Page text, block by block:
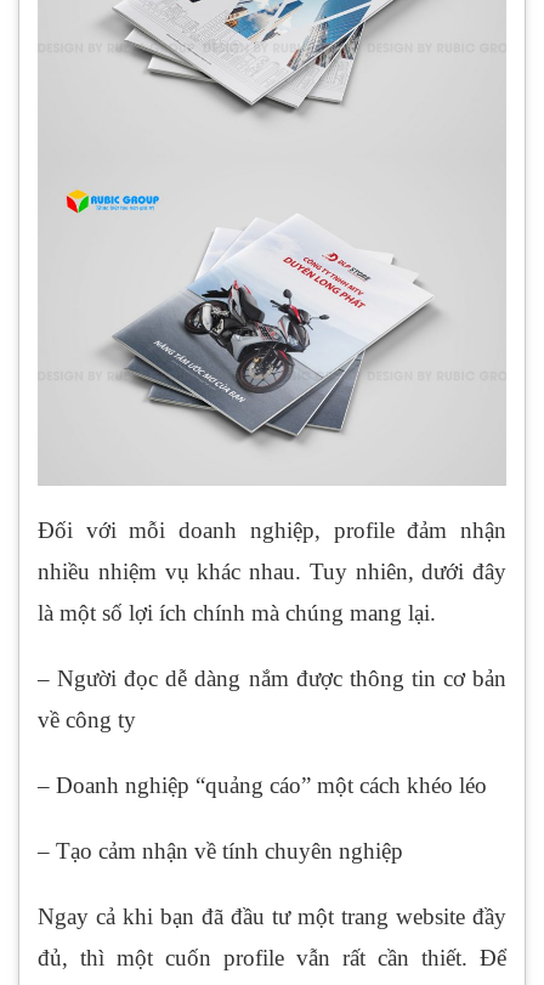
Đối với mỗi doanh nghiệp, profile đảm nhận
nhiều nhiệm vụ khác nhau. Tuy nhiên, dưới đây
là một số lợi ích chính mà chúng mang lại.
– Người đọc dễ dàng nắm được thông tin cơ bản
về công ty
– Doanh nghiệp “quảng cáo” một cách khéo léo
– Tạo cảm nhận về tính chuyên nghiệp
Ngay cả khi bạn đã đầu tư một trang website đầy
đủ, thì một cuốn profile vẫn rất cần thiết. Để